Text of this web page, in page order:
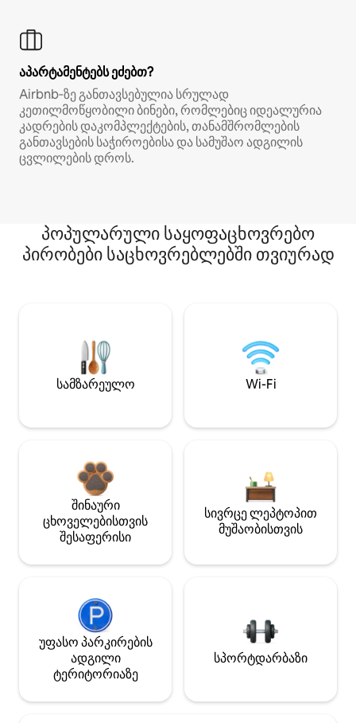
აპარტამენტებს ეძებთ?
Airbnb‑ზე განთავსებულია სრულად
კეთილმოწყობილი ბინები, რომლებიც იდეალურია
კადრების დაკომპლექტების, თანამშრომლების
განთავსების საჭიროებისა და სამუშაო ადგილის
ცვლილების დროს.
პოპულარული საყოფაცხოვრებო
პირობები საცხოვრებლებში თვიურად
სამზარეულო Wi-Fi
შინაური
ცხოველებისთვის
შესაფერისი
სივრცე ლეპტოპით
მუშაობისთვის
უფასო პარკირების
ადგილი
ტერიტორიაზე
სპორტდარბაზი